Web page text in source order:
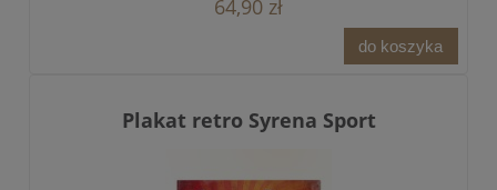
64,90 zł
do koszyka
Plakat retro Syrena Sport